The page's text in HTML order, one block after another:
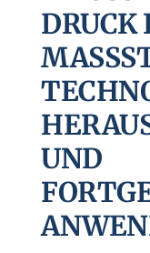
RUCK
FOR